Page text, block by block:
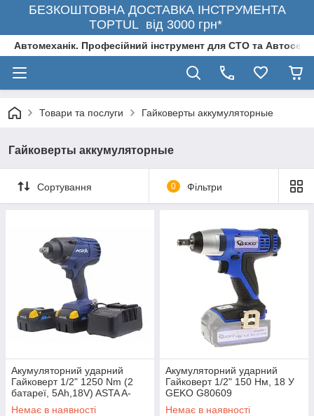
БЕЗКОШТОВНА ДОСТАВКА ІНСТРУМЕНТА
TOPTUL від 3000 грн*
Автомеханік. Професійний інструмент для СТО та
Товари та послуги Гайковерты аккумуляторные
Гайковерты аккумуляторные
Сортування 0 Фільтри
Акумуляторний ударний
Гайковерт 1/2" 1250 Nm (2
батареї, 5Ah,18V) ASTA A-
BA1250
Немає в наявності
Акумуляторний ударний
Гайковерт 1/2" 150 Нм, 18 У
GEKO G80609
Немає в наявності